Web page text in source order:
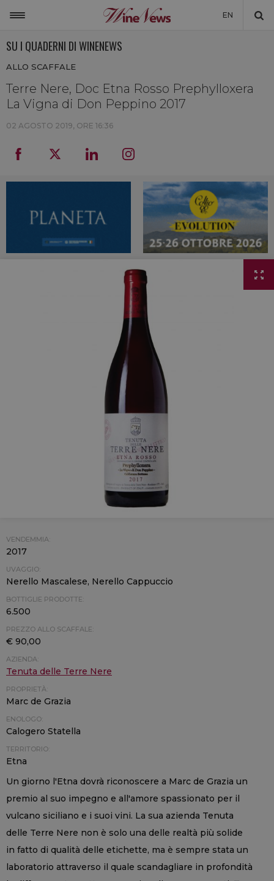
EN
NON SOLO VINO
WINENEWS TV
SU I QUADERNI DI WINENEWS
ALLO SCAFFALE
Terre Nere, Doc Etna Rosso Prephylloxera
La Vigna di Don Peppino 2017
02 AGOSTO 2019, ORE 16:36
VENDEMMIA:
2017
UVAGGIO:
Nerello Mascalese, Nerello Cappuccio
BOTTIGLIE PRODOTTE:
6.500
PREZZO ALLO SCAFFALE:
€ 90,00
AZIENDA:
Tenuta delle Terre Nere
PROPRIETÀ:
Marc de Grazia
ENOLOGO:
Calogero Statella
TERRITORIO:
Etna
Un giorno l'Etna dovrà riconoscere a Marc de Grazia un
premio al suo impegno e all'amore spassionato per il
vulcano siciliano e i suoi vini. La sua azienda Tenuta
delle Terre Nere non è solo una delle realtà più solide
in fatto di qualità delle etichette, ma è sempre stata un
laboratorio attraverso il quale scandagliare in profondità